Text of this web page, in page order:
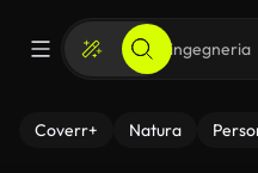
Coverr+ Natura